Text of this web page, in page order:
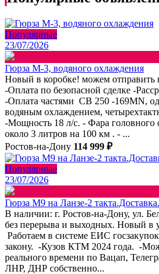
Популярные
23/07/2026
Гюрза М-3, водяного охлаждения
Новый в коробке! можем отправить
-Оплата по безопасной сделке -
-Оплата частями СВ 250 -169МN,
водяным охлаждением,
-Мощность 18 л/с. - Фара головного
около 3 литров на 100 км . - ...
Ростов-на-Дону 114 999 ₽
Популярные
23/07/2026
Гюрза М9 на Ланзе-2
В наличии: г. Ростов-на-Дону, ул.
без перерыва и выходных. Новый в
Работаем в системе ЕИС
закону. -Кузов КТМ 2024 года. -
реального времени по Вацап,
ЛНР, ДНР собственно...